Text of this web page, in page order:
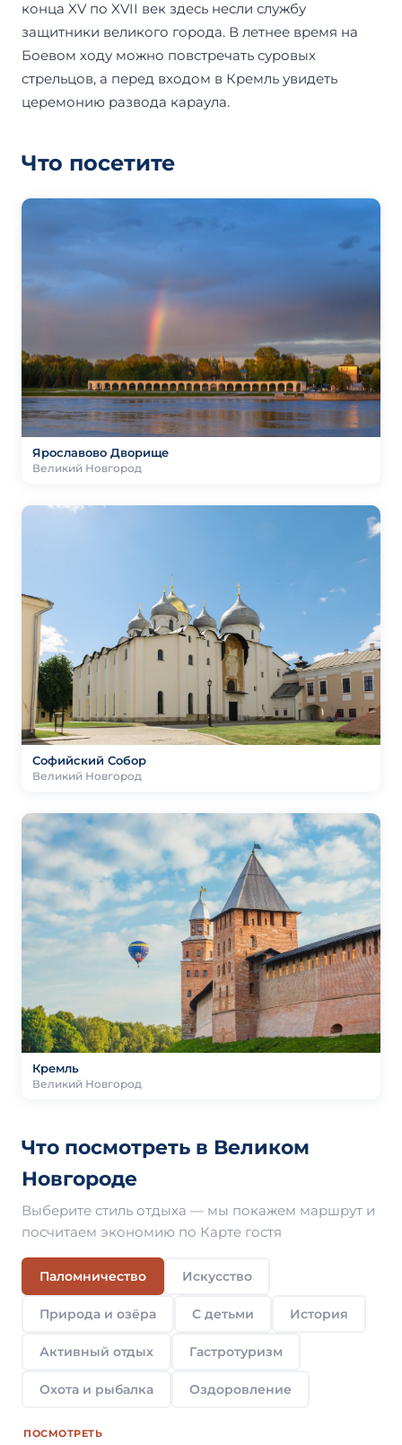
конца XV по XVII век здесь несли службу
защитники великого города. В летнее время на
Боевом ходу можно повстречать суровых
стрельцов, а перед входом в Кремль увидеть
церемонию развода караула.
Что посетите
Ярославово Дворище
Великий Новгород
Софийский Собор
Великий Новгород
Кремль
Великий Новгород
Что посмотреть в Великом
Новгороде
Выберите стиль отдыха — мы покажем маршрут и
посчитаем экономию по Карте гостя
Паломничество Искусство
Природа и озёра С детьми История
Активный отдых Гастротуризм
Охота и рыбалка Оздоровление
ПОСМОТРЕТЬ